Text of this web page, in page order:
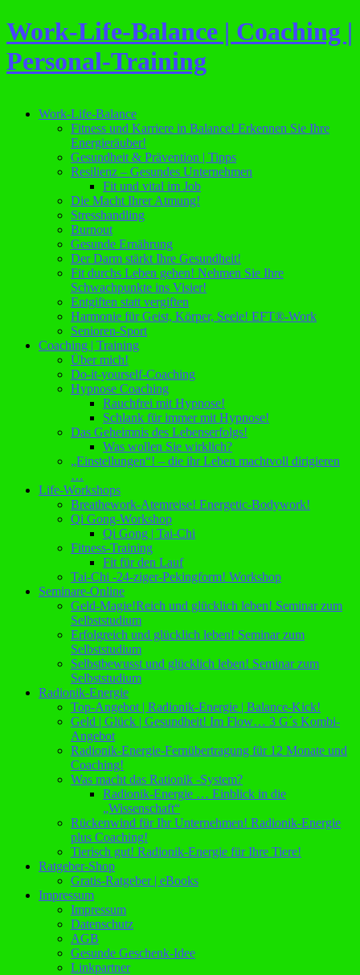
Work-Life-Balance | Coaching |
Personal-Training
Work-Life-Balance
Fitness und Karriere in Balance! Erkennen Sie Ihre
Energieräuber!
Gesundheit & Prävention | Tipps
Resilienz – Gesundes Unternehmen
Fit und vital im Job
Die Macht Ihrer Atmung!
Stresshandling
Burnout
Gesunde Ernährung
Der Darm stärkt Ihre Gesundheit!
Fit durchs Leben gehen! Nehmen Sie Ihre
Schwachpunkte ins Visier!
Entgiften statt vergiften
Harmonie für Geist, Körper, Seele! EFT®-Work
Senioren-Sport
Coaching | Training
Über mich!
Do-it-yourself-Coaching
Hypnose Coaching
Rauchfrei mit Hypnose!
Schlank für immer mit Hypnose!
Das Geheimnis des Lebenserfolgs!
Was wollen Sie wirklich?
„Einstellungen“! – die ihr Leben machtvoll dirigieren
…
Life-Workshops
Breathework-Atemreise! Energetic-Bodywork!
Qi Gong-Workshop
Qi Gong | Tai-Chi
Fitness-Training
Fit für den Lauf
Tai-Chi -24-ziger-Pekingform! Workshop
Seminare-Online
Geld-Magie!Reich und glücklich leben! Seminar zum
Selbststudium
Erfolgreich und glücklich leben! Seminar zum
Selbststudium
Selbstbewusst und glücklich leben! Seminar zum
Selbststudium
Radionik-Energie
Top-Angebot | Radionik-Energie | Balance-Kick!
Geld | Glück | Gesundheit! Im Flow… 3 G´s Kombi-
Angebot
Radionik-Energie-Fernübertragung für 12 Monate und
Coaching!
Was macht das Rationik -System?
Radionik-Energie … Einblick in die
„Wissenschaft“
Rückenwind für Ihr Unternehmen! Radionik-Energie
plus Coaching!
Tierisch gut! Radionik-Energie für Ihre Tiere!
Ratgeber-Shop
Gratis-Ratgeber | eBooks
Impressum
Impressum
Datenschutz
AGB
Gesunde Geschenk-Idee
Linkpartner